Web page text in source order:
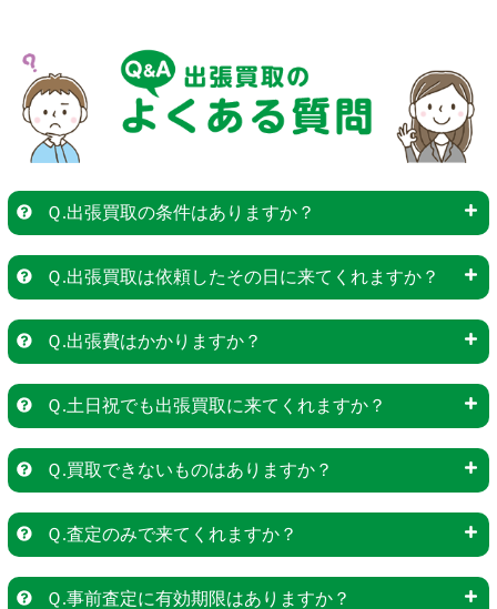
Ｑ.出張買取の条件はありますか？
Ｑ.出張買取は依頼したその日に来てくれますか？
Ｑ.出張費はかかりますか？
Ｑ.土日祝でも出張買取に来てくれますか？
Ｑ.買取できないものはありますか？
Ｑ.査定のみで来てくれますか？
Ｑ.事前査定に有効期限はありますか？